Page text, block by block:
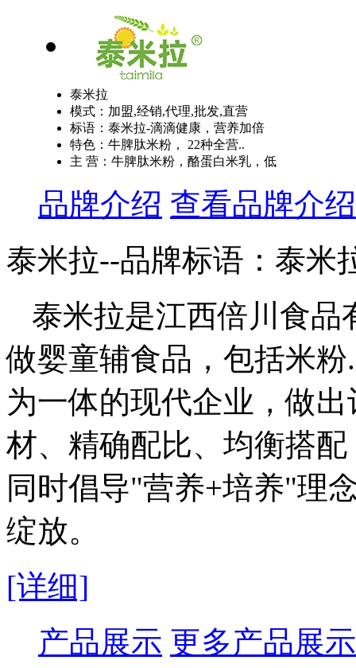
泰米拉
模式：加盟,经销,代理,批发,直营
标语：泰米拉-滴滴健康，营养加倍
特色：牛脾肽米粉， 22种全营..
主 营：牛脾肽米粉，酪蛋白米乳，低
品牌介绍 查看品牌介绍
泰米拉--品牌标语： 泰米
泰米拉是江西倍川食品
做婴童辅食品，包括米
为一体的现代企业，做
材、精确配比、均衡搭
同时倡导"营养+培养"理
绽放。
[详细]
产品展示 更多产品展示